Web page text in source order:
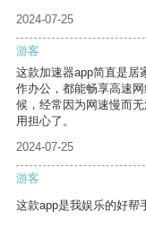
2024-07-25
游客
这款加速器app简直是居
作办公，都能畅享高速
候，经常因为网速慢而
用担心了。
2024-07-25
游客
这款app是我娱乐的好帮